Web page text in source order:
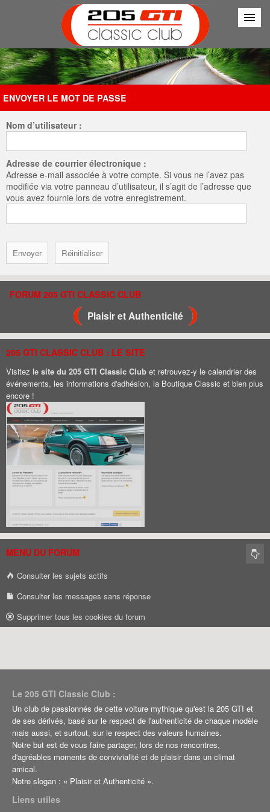
Accueil Connexion
ENVOYER LE MOT DE PASSE
Nom d’utilisateur :
Adresse de courrier électronique :
Adresse e-mail associée à votre compte. Si vous ne l’avez pas
modifiée via votre panneau d’utilisateur, il s’agit de l’adresse que
vous avez fournie lors de votre enregistrement.
FORUM 205 GTI CLASSIC CLUB
Plaisir et Authenticité
205 GTI CLASSIC CLUB : LE SITE
Visitez le site du 205 GTI Classic Club et retrouvez-y le calendrier des
événements, les informations d'adhésion, la Boutique Classic et bien plus
encore !
MENU DU FORUM
Consulter les sujets actifs
Consulter les messages sans réponse
Supprimer tous les cookies du forum
Le 205 GTI Classic Club :
Un club de passionnés de cette voiture mythique qu'est la 205 GTI et
de ses dérivés, basé sur le respect de l'authenticité de chaque modèle
mais aussi, et surtout, sur le respect des valeurs humaines.
Notre but est de vous faire partager, lors de nos rencontres,
d'agréables moments de convivialité et de plaisir dans un climat
amical.
Notre slogan : « Plaisir et Authenticité ».
Liens utiles